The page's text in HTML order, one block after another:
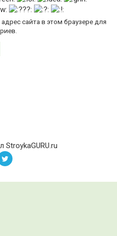
сайта в этом браузере для
StroykaGURU.ru